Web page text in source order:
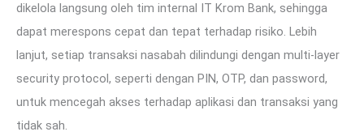
dikelola langsung oleh tim internal IT Krom Bank, sehingga
dapat merespons cepat dan tepat terhadap risiko. Lebih
lanjut, setiap transaksi nasabah dilindungi dengan multi-layer
security protocol, seperti dengan PIN, OTP, dan password,
untuk mencegah akses terhadap aplikasi dan transaksi yang
tidak sah.